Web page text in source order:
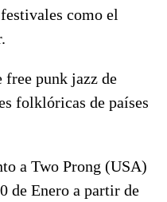
como el
free punk jazz de
folklóricas de países
a Two Prong (USA)
de Enero a partir de